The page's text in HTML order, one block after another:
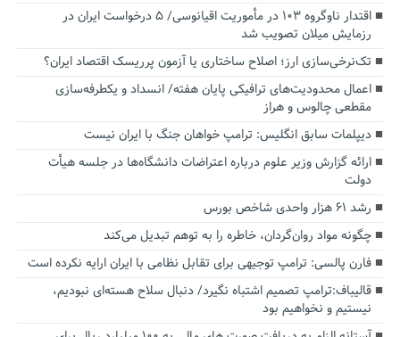
اقتدار ناوگروه ۱۰۳ در مأموریت‌ اقیانوسی/ ۵ درخواست ایران در
رزمایش میلان تصویب شد
تک‌نرخی‌سازی ارز؛ اصلاح ساختاری یا آزمون پرریسک اقتصاد ایران؟
اعمال محدودیت‌های ترافیکی پایان هفته/ انسداد و یکطرفه‌سازی
مقطعی چالوس و هراز
دیپلمات سابق انگلیس:‌ ترامپ خواهان جنگ با ایران نیست
ارائه گزارش وزیر علوم درباره اعتراضات دانشگاه‌ها در جلسه هیأت
دولت
رشد ۶۱ هزار واحدی شاخص بورس
چگونه مواد روان‌گردان، خاطره را به توهم تبدیل می‌کند
فارن پالسی: ترامپ توجیهی برای تقابل نظامی با ایران ارایه نکرده است
قالیباف:ترامپ تصمیم اشتباه نگیرد/ دنبال سلاح هسته‌ای نبودیم،
نیستیم و نخواهیم بود